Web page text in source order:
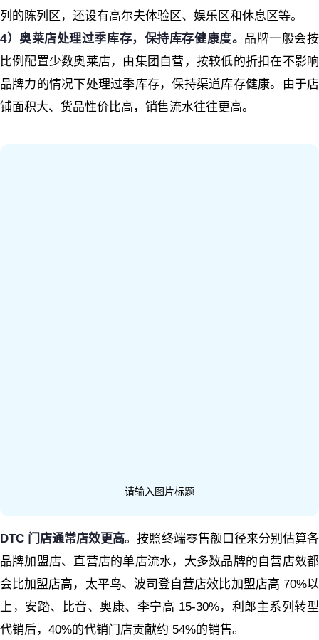
列的陈列区，还设有高尔夫体验区、娱乐区和休息区等。
4）奥莱店处理过季库存，保持库存健康度。 品牌一般会按
比例配置少数奥莱店，由集团自营，按较低的折扣在不影响
品牌力的情况下处理过季库存，保持渠道库存健康。由于店
铺面积大、货品性价比高，销售流水往往更高。
请输入图片标题
DTC 门店通常店效更高。按照终端零售额口径来分别估算各
品牌加盟店、直营店的单店流水，大多数品牌的自营店效都
会比加盟店高，太平鸟、波司登自营店效比加盟店高 70%以
上，安踏、比音、奥康、李宁高 15-30%，利郎主系列转型
代销后，40%的代销门店贡献约 54%的销售。